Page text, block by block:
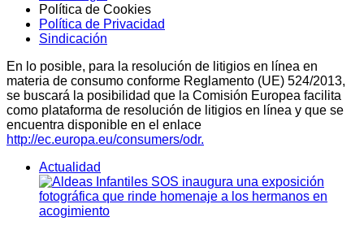
Política de Cookies
Política de Privacidad
Sindicación
En lo posible, para la resolución de litigios en línea en
materia de consumo conforme Reglamento (UE) 524/2013,
se buscará la posibilidad que la Comisión Europea facilita
como plataforma de resolución de litigios en línea y que se
encuentra disponible en el enlace
http://ec.europa.eu/consumers/odr.
Actualidad